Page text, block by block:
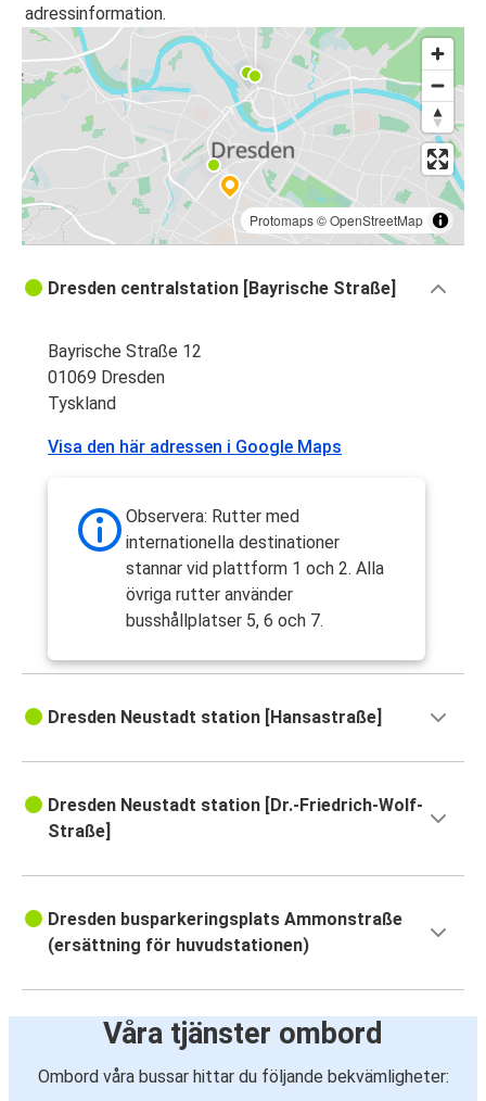
adressinformation.
Protomaps©OpenStreetMap
Dresden centralstation [Bayrische Straße]
Bayrische Straße 12
01069 Dresden
Tyskland
Visa den här adressen i Google Maps
Observera: Rutter med
internationella destinationer
stannar vid plattform 1 och 2. Alla
övriga rutter använder
busshållplatser 5, 6 och 7.
Dresden Neustadt station [Hansastraße]
Dresden Neustadt station [Dr.-Friedrich-Wolf-
Straße]
Dresden busparkeringsplats Ammonstraße
(ersättning för huvudstationen)
Våra tjänster ombord
Ombord våra bussar hittar du följande bekvämligheter: